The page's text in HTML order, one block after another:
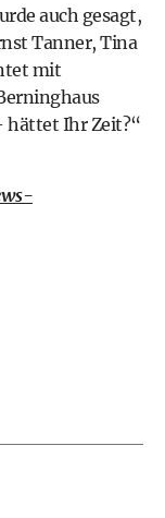
auch gesagt,
Tanner, Tina
mit
hättet Ihr Zeit?“